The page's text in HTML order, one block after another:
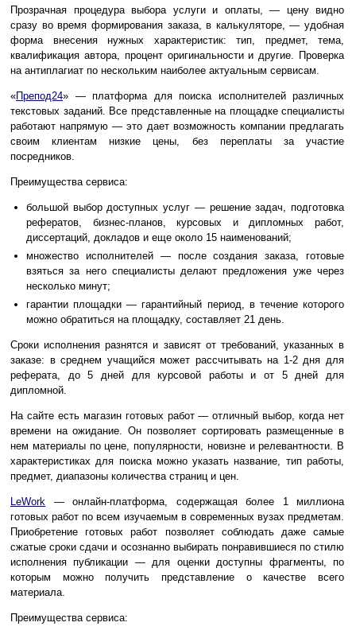
Прозрачная процедура выбора услуги и оплаты, — цену видно
сразу во время формирования заказа, в калькуляторе, — удобная
форма внесения нужных характеристик: тип, предмет, тема,
квалификация автора, процент оригинальности и другие. Проверка
на антиплагиат по нескольким наиболее актуальным сервисам.
«Препод24» — платформа для поиска исполнителей различных
текстовых заданий. Все представленные на площадке специалисты
работают напрямую — это дает возможность компании предлагать
своим клиентам низкие цены, без переплаты за участие
посредников.
Преимущества сервиса:
большой выбор доступных услуг — решение задач, подготовка
рефератов, бизнес-планов, курсовых и дипломных работ,
диссертаций, докладов и еще около 15 наименований;
множество исполнителей — после создания заказа, готовые
взяться за него специалисты делают предложения уже через
несколько минут;
гарантии площадки — гарантийный период, в течение которого
можно обратиться на площадку, составляет 21 день.
Сроки исполнения разнятся и зависят от требований, указанных в
заказе: в среднем учащийся может рассчитывать на 1-2 дня для
реферата, до 5 дней для курсовой работы и от 5 дней для
дипломной.
На сайте есть магазин готовых работ — отличный выбор, когда нет
времени на ожидание. Он позволяет сортировать размещенные в
нем материалы по цене, популярности, новизне и релевантности. В
характеристиках для поиска можно указать название, тип работы,
предмет, диапазоны количества страниц и цен.
LeWork — онлайн-платформа, содержащая более 1 миллиона
готовых работ по всем изучаемым в современных вузах предметам.
Приобретение готовых работ позволяет соблюдать даже самые
сжатые сроки сдачи и осознанно выбирать понравившиеся по стилю
исполнения публикации — для оценки доступны фрагменты, по
которым можно получить представление о качестве всего
материала.
Преимущества сервиса: